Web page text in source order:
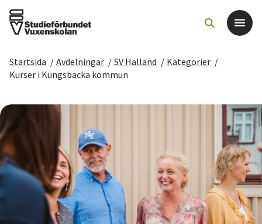
Det här gör vi
För dig som
Sök kurser och evenemang
Om SV
Starta studiecirkel
Startsida / Avdelningar / SV Halland / Kategorier /
Kurser i Kungsbacka kommun